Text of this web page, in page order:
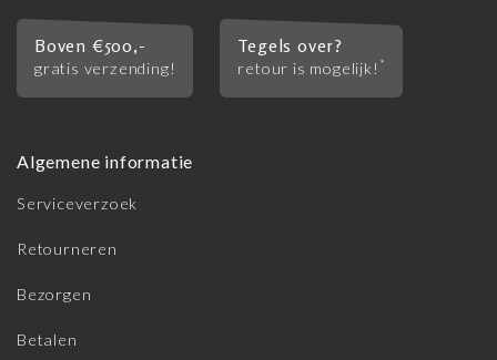
Boven €500,-
gratis verzending!
Tegels over?
retour is mogelijk! *
Algemene informatie
Serviceverzoek
Retourneren
Bezorgen
Betalen